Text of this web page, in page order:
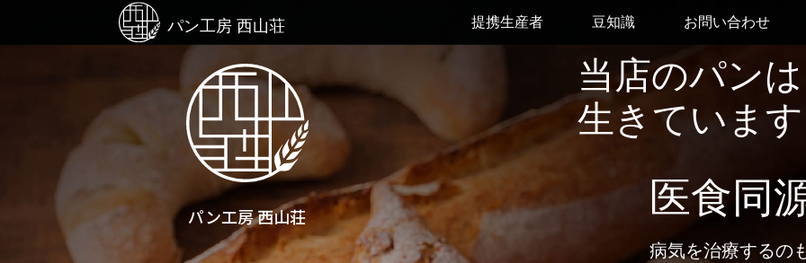
パン工房 西山荘 提携生産者 豆知識 お問い合わせ
パン工房 西山荘
当店のパンは
生きています
医食同
病気を治療するの